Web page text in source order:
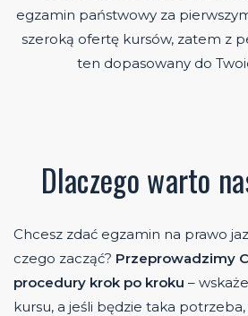
egzamin państwowy za
szeroką ofertę kursów, zatem z
ten dopasowany do
Dlaczego warto
Chcesz zdać egzamin na prawo
czego zacząć? Przeprowadzimy
procedury krok po kroku –
kursu, a jeśli będzie taka